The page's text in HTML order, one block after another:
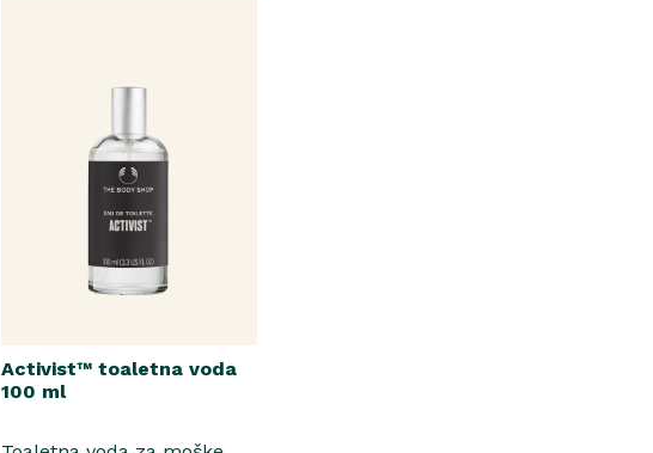
Activist™ toaletna voda
100 ml